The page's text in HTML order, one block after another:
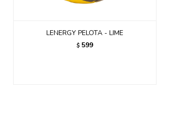
LENERGY PELOTA - LIME
$ 599